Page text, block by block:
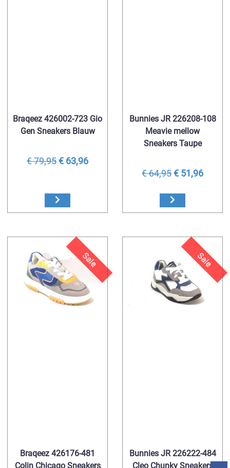
Braqeez 426002-723 Gio
Gen Sneakers Blauw
€ 79,95€ 63,96
Bunnies JR 226208-108
Meavie mellow
Sneakers Taupe
€ 64,95€ 51,96
Sale
Braqeez 426176-481
Colin Chicago Sneakers
Sale
Bunnies JR 226222-484
Cleo Chunky Sneakers